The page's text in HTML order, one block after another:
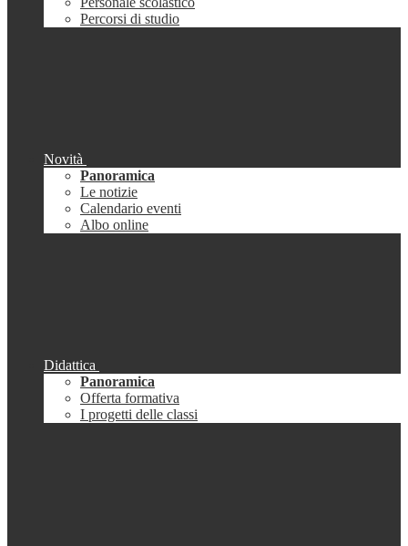
Percorsi di studio
Novità
Panoramica
Le notizie
Calendario eventi
Albo online
Didattica
Panoramica
Offerta formativa
I progetti delle classi